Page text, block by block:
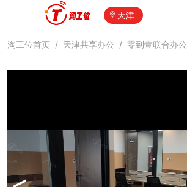
天津
淘工位首页 / 天津共享办公 / 零到壹联合办公